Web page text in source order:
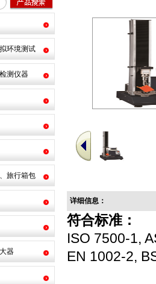
环境测试
测仪器
旅行箱包
器
详细信息：
符合标准：
ISO 7500-1,
EN 1002-2,